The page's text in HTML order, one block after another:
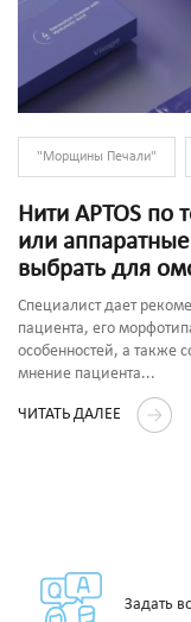
"Морщины Печали"
Нити APTOS по
или
выбрать для
Специалист дает
пациента, его
особенностей, а также
мнение пациента...
ЧИТАТЬ ДАЛЕЕ
Задать